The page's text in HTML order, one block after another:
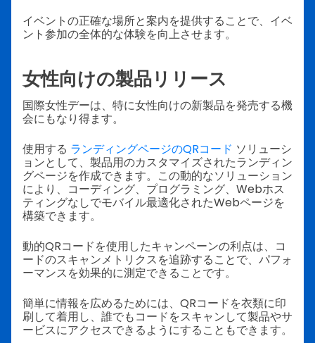
イベントの正確な場所と案内を提供することで、イベ
ント参加の全体的な体験を向上させます。
女性向けの製品リリース
国際女性デーは、特に女性向けの新製品を発売する機
会にもなり得ます。
使用する ランディングページのQRコード ソリューシ
ョンとして、製品用のカスタマイズされたランディン
グページを作成できます。この動的なソリューション
により、コーディング、プログラミング、Webホス
ティングなしでモバイル最適化されたWebページを
構築できます。
動的QRコードを使用したキャンペーンの利点は、コ
ードのスキャンメトリクスを追跡することで、パフォ
ーマンスを効果的に測定できることです。
簡単に情報を広めるためには、QRコードを衣類に印
刷して着用し、誰でもコードをスキャンして製品やサ
ービスにアクセスできるようにすることもできます。